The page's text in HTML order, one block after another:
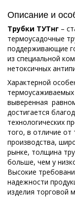
Описание и
Трубки ТУТнг –
термоусадочные
поддерживающие
из специальной
нетоксичных
Характерной
выверенная
достигается
технологических
того, в отличие от
производства,
рынке, толщина
больше, чем у
Высокие
надежности
изделия торговой